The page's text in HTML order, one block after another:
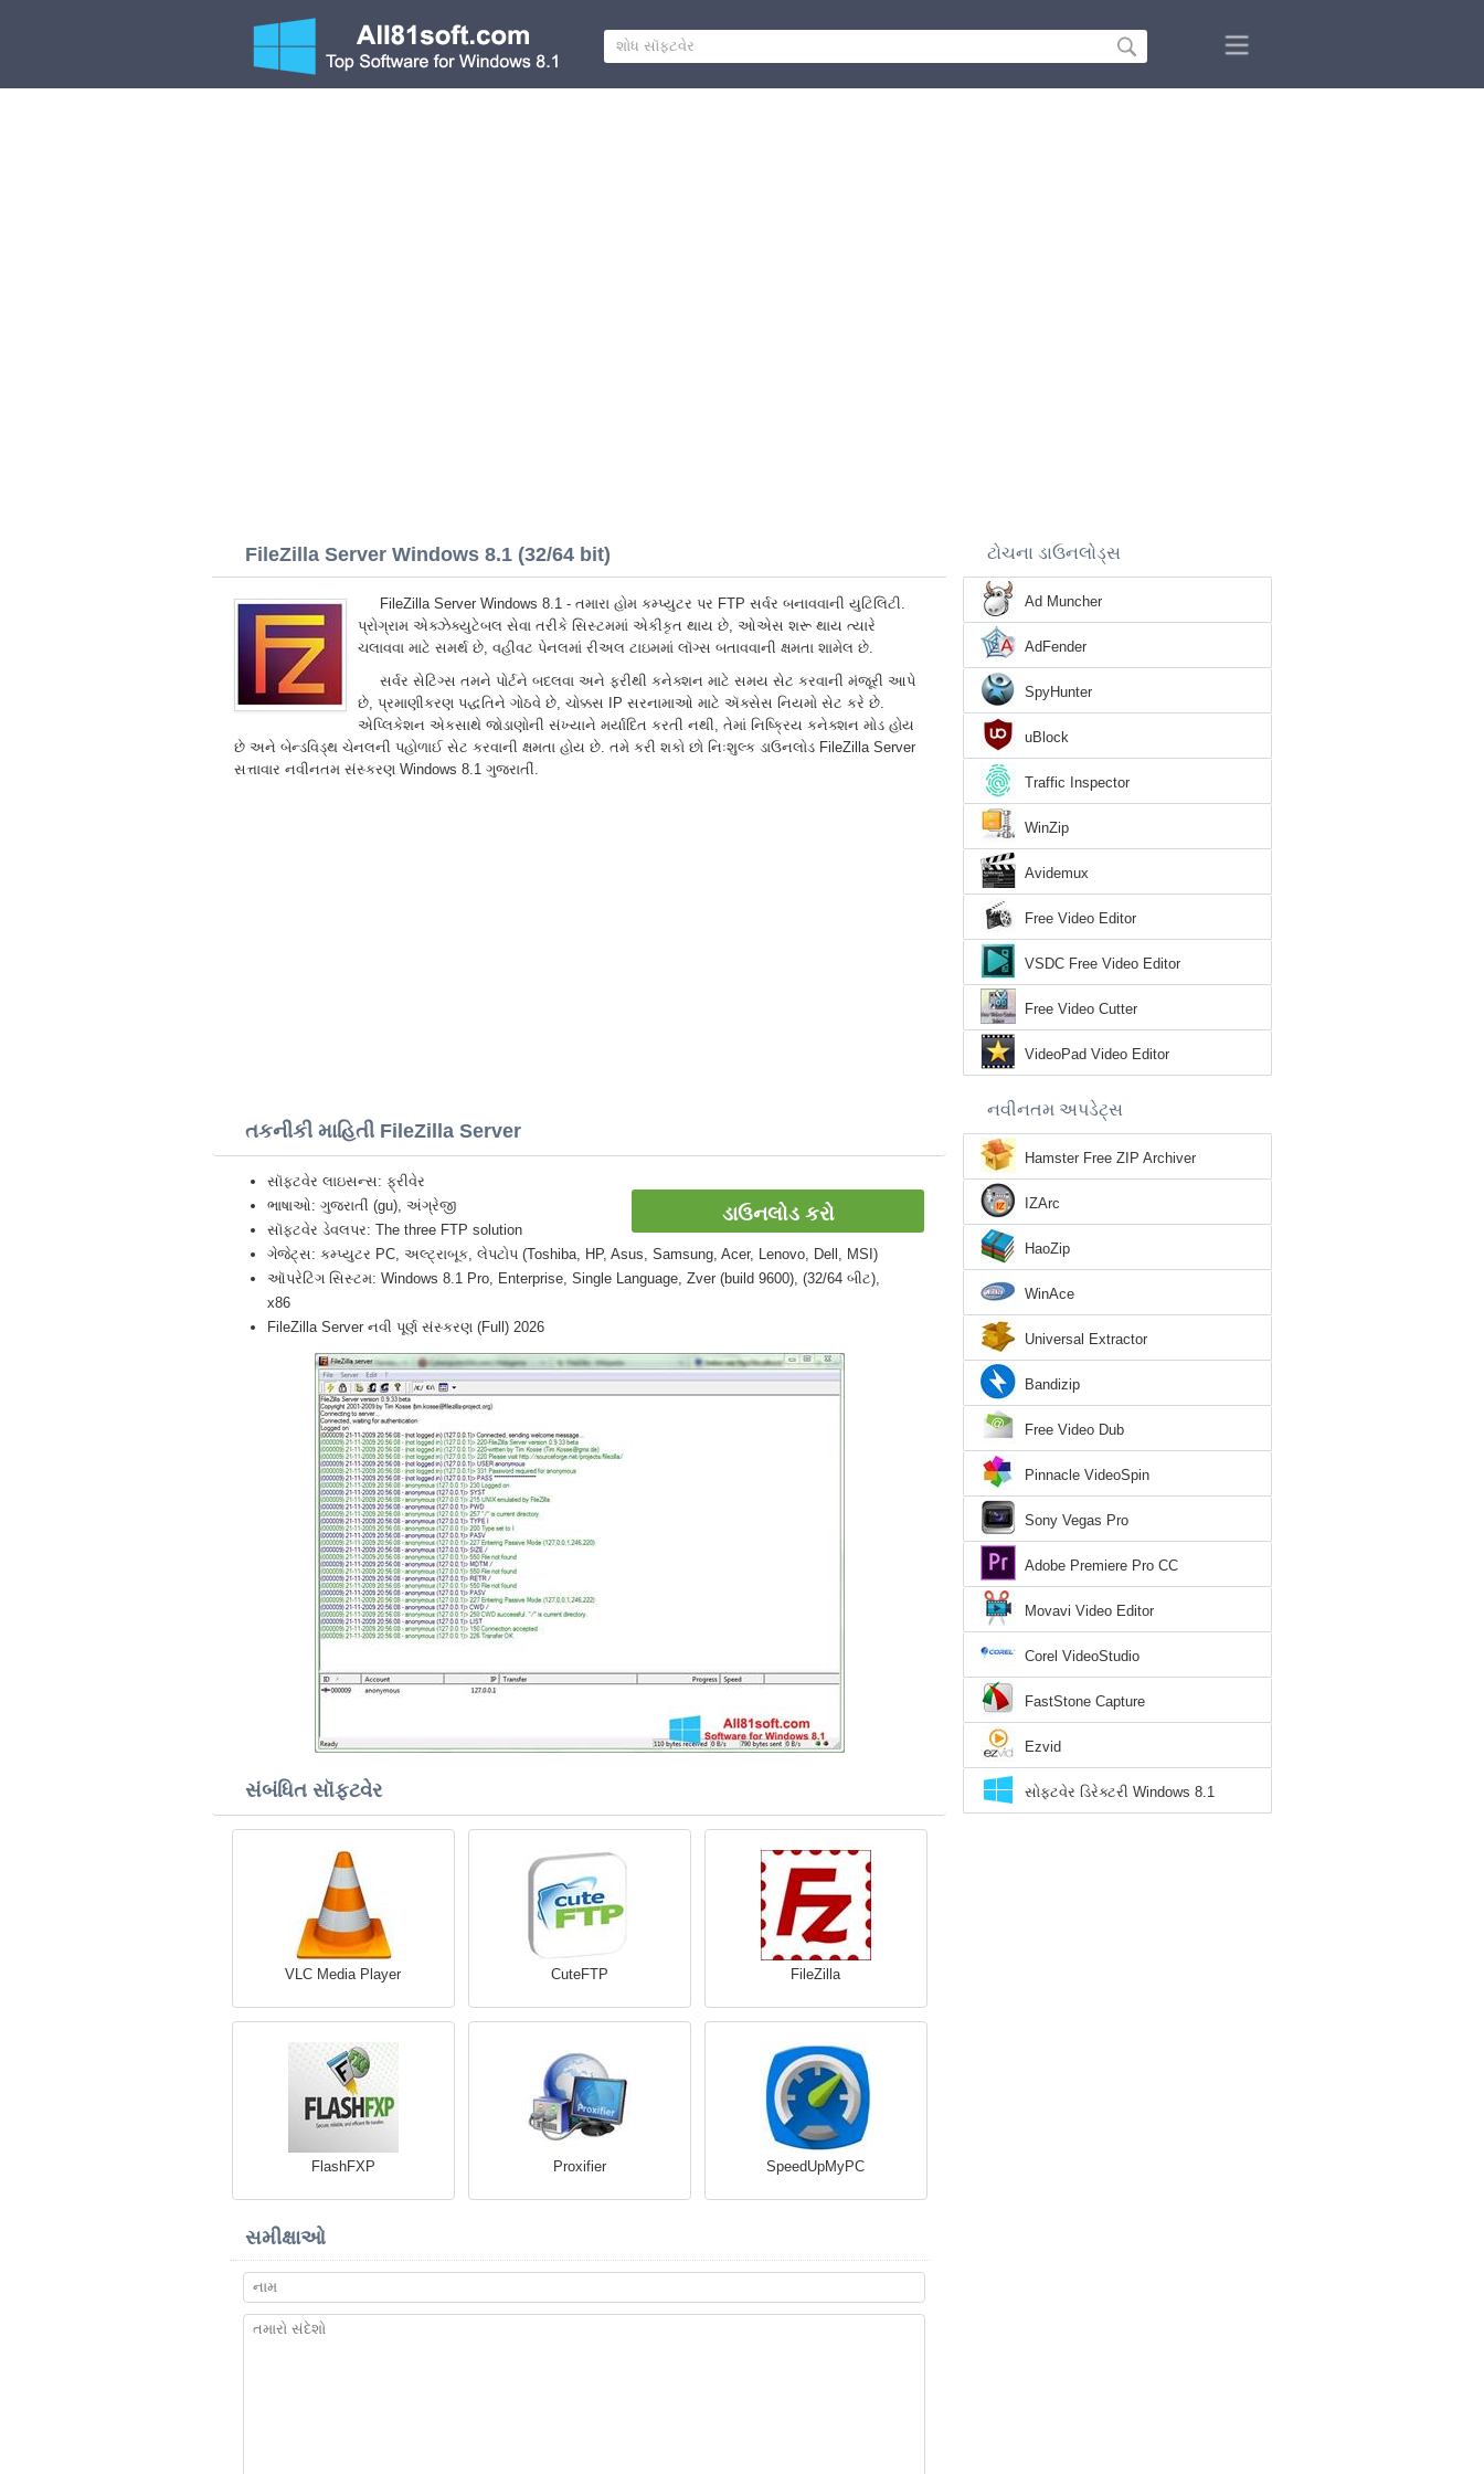
FileZilla Server Windows 8.1 (32/64 bit)
FileZilla Server Windows 8.1 - તમારા હોમ કમ્પ્યુટર પર FTP સર્વર બનાવવાની યુટિલિટી.
પ્રોગ્રામ એક્ઝેક્યુટેબલ સેવા તરીકે સિસ્ટમમાં એકીકૃત થાય છે, ઓએસ શરૂ થાય ત્યારે
ચલાવવા માટે સમર્થ છે, વહીવટ પેનલમાં રીઅલ ટાઇમમાં લૉગ્સ બતાવવાની ક્ષમતા શામેલ છે.
સર્વર સેટિંગ્સ તમને પોર્ટને બદલવા અને ફરીથી કનેક્શન માટે સમય સેટ કરવાની મંજૂરી આપે
છે, પ્રમાણીકરણ પદ્ધતિને ગોઠવે છે, ચોક્કસ IP સરનામાઓ માટે ઍક્સેસ નિયમો સેટ કરે છે.
એપ્લિકેશન એકસાથે જોડાણોની સંખ્યાને મર્યાદિત કરતી નથી, તેમાં નિષ્ક્રિય કનેક્શન મોડ હોય
છે અને બેન્ડવિડ્થ ચેનલની પહોળાઈ સેટ કરવાની ક્ષમતા હોય છે. તમે કરી શકો છો નિઃશુલ્ક ડાઉનલોડ FileZilla Server
સત્તાવાર નવીનતમ સંસ્કરણ Windows 8.1 ગુજરાતીં.
તકનીકી માહિતી FileZilla Server
ડાઉનલોડ કરો
સૉફ્ટવેર લાઇસન્સ: ફ્રીવેર
ભાષાઓ: ગુજરાતીં (gu), અંગ્રેજી
સૉફ્ટવેર ડેવલપર: The three FTP solution
ગેજેટ્સ: કમ્પ્યુટર PC, અલ્ટ્રાબૂક, લેપટોપ (Toshiba, HP, Asus, Samsung, Acer, Lenovo, Dell, MSI)
ઑપરેટિંગ સિસ્ટમ: Windows 8.1 Pro, Enterprise, Single Language, Zver (build 9600), (32/64 બીટ),
x86
FileZilla Server નવી પૂર્ણ સંસ્કરણ (Full) 2026
સંબંધિત સૉફ્ટવેર
VLC Media Player CuteFTP FileZilla
FlashFXP Proxifier SpeedUpMyPC
સમીક્ષાઓ
ટોચના ડાઉનલોડ્સ
Ad Muncher
AdFender
SpyHunter
uBlock
Traffic Inspector
WinZip
Avidemux
Free Video Editor
VSDC Free Video Editor
Free Video Cutter
VideoPad Video Editor
નવીનતમ અપડેટ્સ
Hamster Free ZIP Archiver
IZArc
HaoZip
WinAce
Universal Extractor
Bandizip
Free Video Dub
Pinnacle VideoSpin
Sony Vegas Pro
Adobe Premiere Pro CC
Movavi Video Editor
Corel VideoStudio
FastStone Capture
Ezvid
સોફ્ટવેર ડિરેક્ટરી Windows 8.1